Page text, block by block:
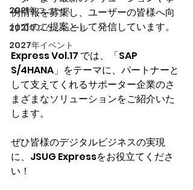
2021年ニュース
2021年スケジュール
2027年イベント
例情報を募集し、ユーザーの皆様へ向
けてのご提案として発信しています。
Express Vol.17 では、「SAP
S/4HANA」をテーマに、パートナーと
して支えてくれるサポーター企業のさ
まざまなソリューションをご紹介いた
します。
ぜひ皆様のデジタルビジネスの実現
に、JSUG Expressをお役立てくださ
い！